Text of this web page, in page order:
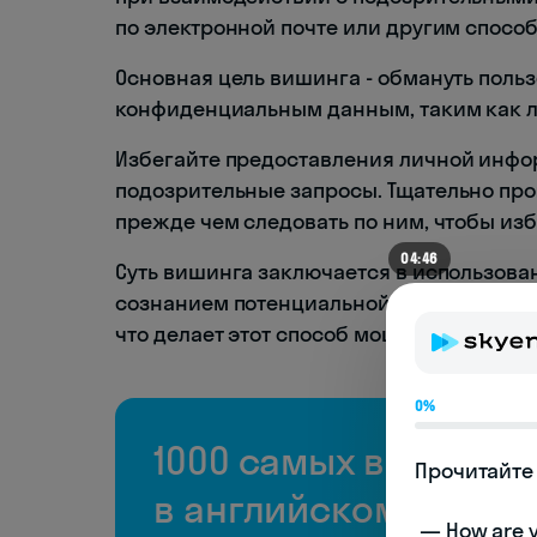
по электронной почте или другим
Основная цель вишинга - обмануть
конфиденциальным данным, таким как
Избегайте предоставления личной
подозрительные запросы. Тщательно
прежде чем следовать по ним, чтобы
Суть вишинга заключается в
сознанием потенциальной жертвы и
что делает этот способ
1000 самых важных
в английском языке
04:46
0%